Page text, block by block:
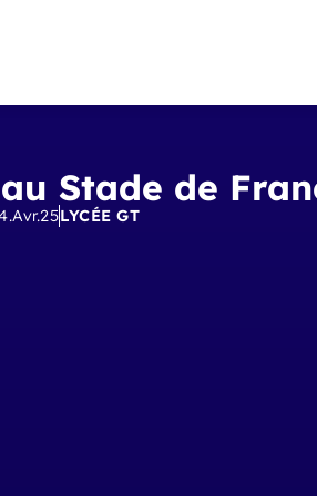
Stade de
LYCÉE GT